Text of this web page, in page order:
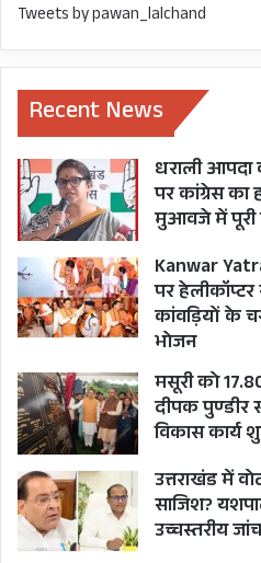
Tweets by pawan_lalchand
Recent News
धराली आपदा
पर कांग्रेस का
मुआवजे में पूरी
Kanwar
पर हेलीकॉप्टर
कांवड़ियों के
भोजन
मसूरी को
दीपक पुण्डीर
विकास कार्य
उत्तराखंड में
साजिश?
उच्चस्तरीय